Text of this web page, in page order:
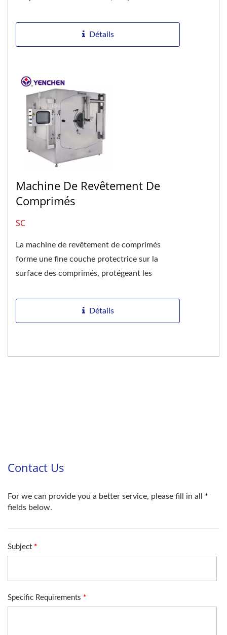
Détails
Machine De Revêtement De
Comprimés
SC
La machine de revêtement de comprimés
forme une fine couche protectrice sur la
surface des comprimés, protégeant les
environnementales...
Détails